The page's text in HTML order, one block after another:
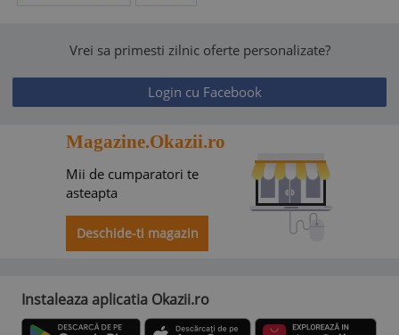
Vrei sa primesti zilnic oferte personalizate?
Login cu Facebook
Magazine.Okazii.ro
Mii de cumparatori te
asteapta
Deschide-ti magazin
Instaleaza aplicatia Okazii.ro